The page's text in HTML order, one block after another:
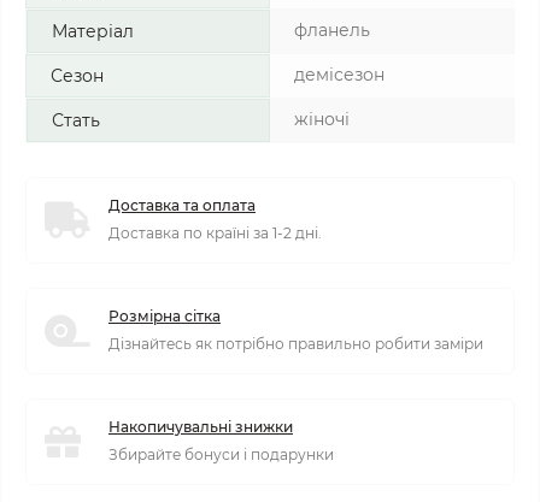
Матеріал фланель
Сезон демісезон
Стать жіночі
Доставка та оплата
Доставка по країні за 1-2 дні.
Розмірна сітка
Дізнайтесь як потрібно правильно робити заміри
Накопичувальні знижки
Збирайте бонуси і подарунки